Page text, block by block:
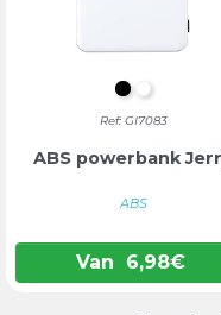
ZWART
WIT
Ref: GI7083
ABS powerbank
ABS
Van 6,98€